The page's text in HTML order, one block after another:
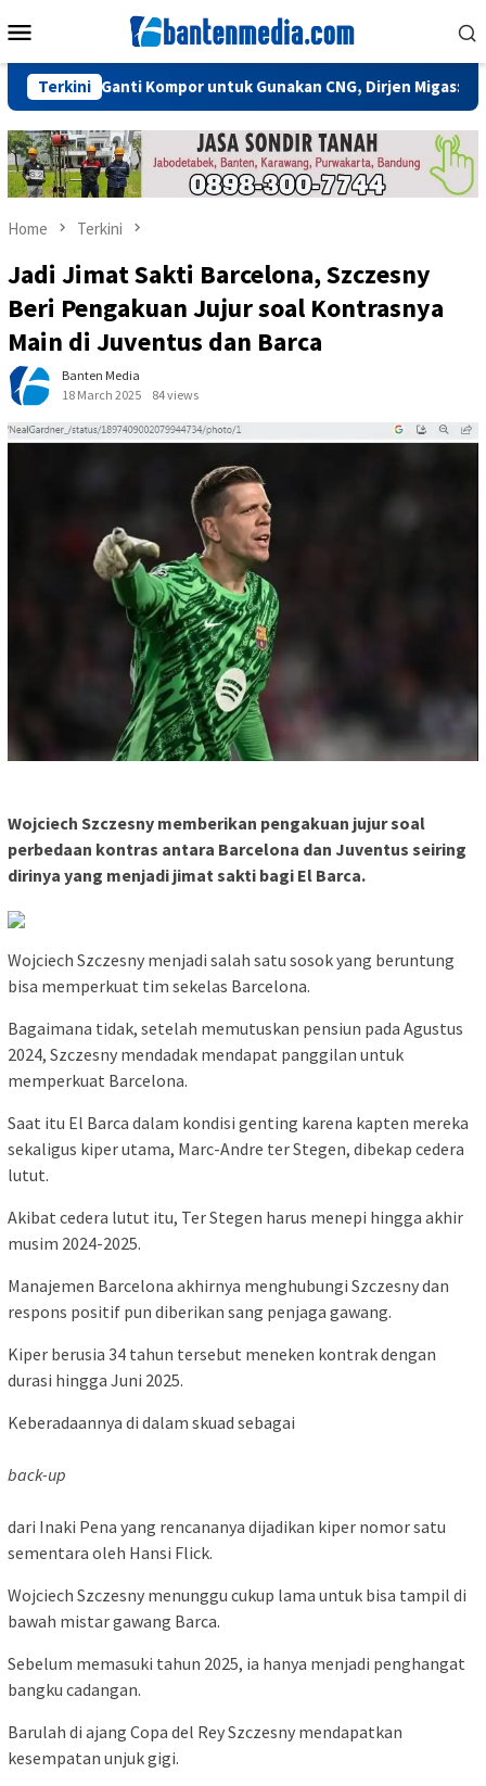
to
Menu
Terkini
Ganti Kompor untuk Gunakan CNG, Dirjen Migas: Cukup
Home Terkini
Jadi Jimat Sakti Barcelona, Szczesny
Beri Pengakuan Jujur soal Kontrasnya
Main di Juventus dan Barca
Banten Media
18 March 2025
84 views
Wojciech Szczesny memberikan pengakuan jujur soal
perbedaan kontras antara Barcelona dan Juventus seiring
dirinya yang menjadi jimat sakti bagi El Barca.
Wojciech Szczesny menjadi salah satu sosok yang beruntung
bisa memperkuat tim sekelas Barcelona.
Bagaimana tidak, setelah memutuskan pensiun pada Agustus
2024, Szczesny mendadak mendapat panggilan untuk
memperkuat Barcelona.
Saat itu El Barca dalam kondisi genting karena kapten mereka
sekaligus kiper utama, Marc-Andre ter Stegen, dibekap cedera
lutut.
Akibat cedera lutut itu, Ter Stegen harus menepi hingga akhir
musim 2024-2025.
Manajemen Barcelona akhirnya menghubungi Szczesny dan
respons positif pun diberikan sang penjaga gawang.
Kiper berusia 34 tahun tersebut meneken kontrak dengan
durasi hingga Juni 2025.
Keberadaannya di dalam skuad sebagai
back-up
dari Inaki Pena yang rencananya dijadikan kiper nomor satu
sementara oleh Hansi Flick.
Wojciech Szczesny menunggu cukup lama untuk bisa tampil di
bawah mistar gawang Barca.
Sebelum memasuki tahun 2025, ia hanya menjadi penghangat
bangku cadangan.
Barulah di ajang Copa del Rey Szczesny mendapatkan
kesempatan unjuk gigi.